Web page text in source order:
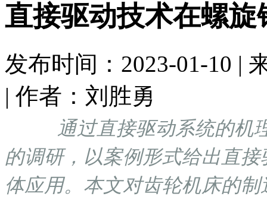
直接驱动技术在螺
发布时间：2023-01-10 |
| 作者：刘胜勇
通过直接驱动系统的机
的调研，以案例形式给出直
体应用。本文对齿轮机床的